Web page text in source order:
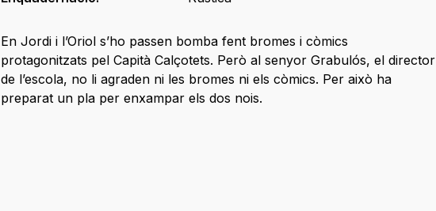
En Jordi i l’Oriol s’ho passen bomba fent bromes i còmics
protagonitzats pel Capità Calçotets. Però al senyor Grabulós, el director
de l’escola, no li agraden ni les bromes ni els còmics. Per això ha
preparat un pla per enxampar els dos nois.